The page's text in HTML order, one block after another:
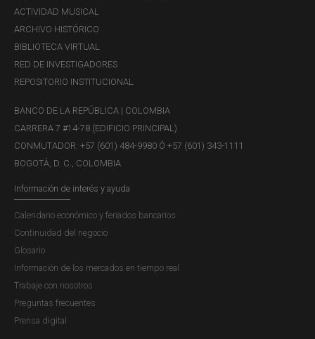
MARTES, 6 DE FEBRERO DE 2018
IX Concurso ‘De la banca
escolar a la banca central’
2016 - ¿Ahorrar para la
ACTIVIDAD MUSICAL
ARCHIVO HISTÓRICO
BIBLIOTECA VIRTUAL
RED DE INVESTIGADORES
REPOSITORIO INSTITUCIONAL
BANCO DE LA REPÚBLICA | COLOMBIA
CARRERA 7 #14-78 (EDIFICIO PRINCIPAL)
CONMUTADOR: +57 (601) 484-9980 Ó +57 (601) 343-1111
BOGOTÁ, D. C., COLOMBIA
Información de interés y ayuda
Calendario económico y feriados bancarios
Continuidad del negocio
Glosario
Información de los mercados en tiempo real
Trabaje con nosotros
Preguntas frecuentes
Prensa digital